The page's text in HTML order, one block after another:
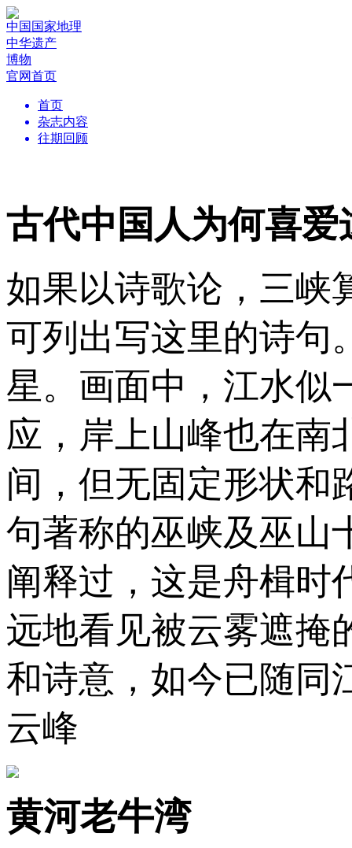
中国国家地理
中华遗产
博物
官网首页
首页
杂志内容
往期回顾
古代中国人为何喜
如果以诗歌论，三峡
可列出写这里的诗句
星。画面中，江水似
应，岸上山峰也在南
间，但无固定形状和
句著称的巫峡及巫山
阐释过，这是舟楫时
远地看见被云雾遮掩
和诗意，如今已随同
云峰
黄河老牛湾